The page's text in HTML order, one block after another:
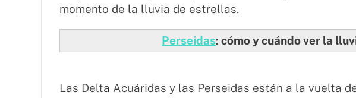
momento de la lluvia de estrellas.
Perseidas: cómo y cuándo ver la
Las Delta Acuáridas y las Perseidas están a la vuelta